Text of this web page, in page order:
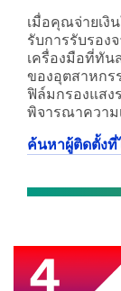
เมื่อคุณจ่ายเงิ
รับการรับรอง
เครื่องมือที่ทัน
ของอุตสาหกร
ฟิล์มกรองแสง
พิจารณาความ
ค้นหาผู้ติดตั้งที่